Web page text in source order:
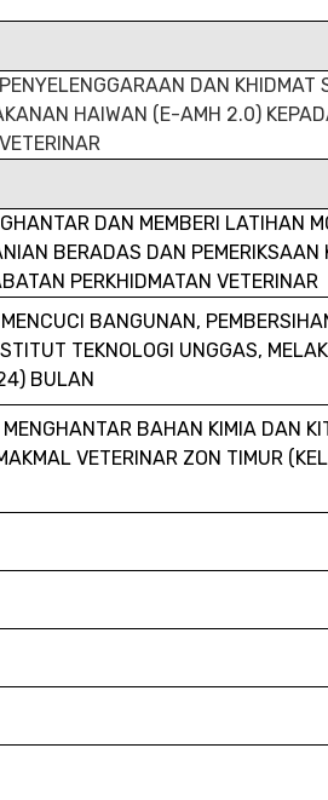
DAN KHIDMAT
HAIWAN (E-AMH 2.0)
DAN MEMBERI LATIHAN
BERADAS DAN
PERKHIDMATAN VETERINAR
BANGUNAN,
TEKNOLOGI UNGGAS,
BULAN
BAHAN KIMIA DAN
VETERINAR ZON TIMUR